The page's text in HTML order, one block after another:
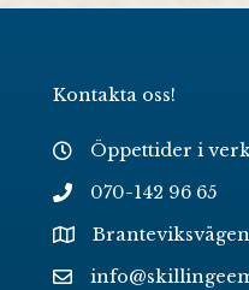
Kontakta oss!
Öppettider i
070-142 96 65